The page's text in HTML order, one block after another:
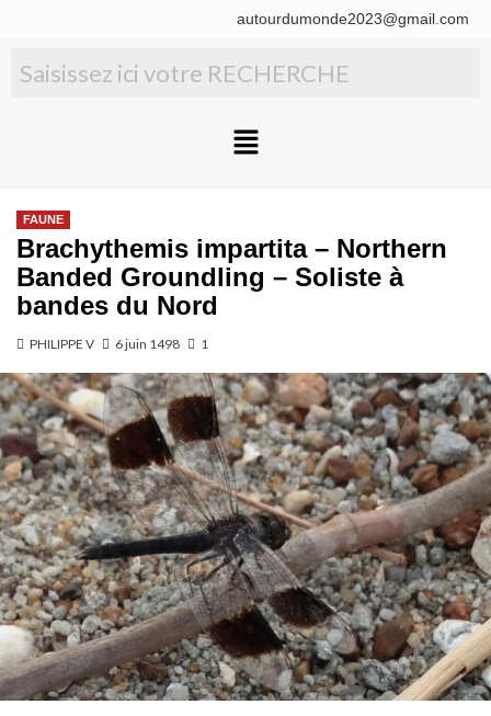
autourdumonde2023@gmail.com
FAUNE
Brachythemis impartita – Northern
Banded Groundling – Soliste à
bandes du Nord
PHILIPPE V 6 juin 1498 1